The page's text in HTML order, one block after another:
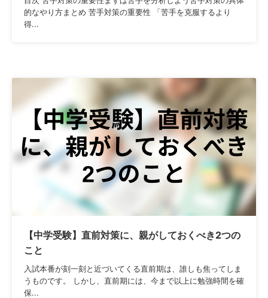
的なやり方まとめ 苦手対策の重要性 「苦手を克服するより
得...
【中学受験】直前対策に、親がしておくべき2つの
こと
入試本番が刻一刻と近づいてくる直前期は、誰しも焦ってしま
うものです。 しかし、直前期には、今まで以上に勉強時間を確
保...